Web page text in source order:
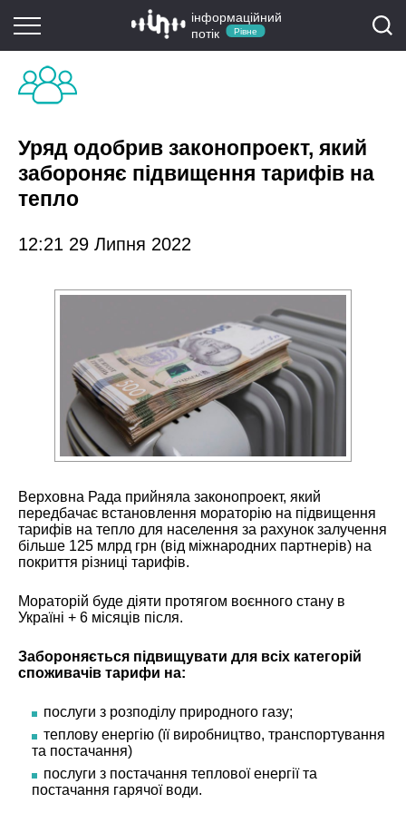
інформаційний
потік
Рівне
Уряд одобрив законопроект, який
забороняє підвищення тарифів на
тепло
12:21 29 Липня 2022
Верховна Рада прийняла законопроект, який
передбачає встановлення мораторію на підвищення
тарифів на тепло для населення за рахунок залучення
більше 125 млрд грн (від міжнародних партнерів) на
покриття різниці тарифів.
Мораторій буде діяти протягом воєнного стану в
Україні + 6 місяців після.
Забороняється підвищувати для всіх категорій
споживачів тарифи на:
послуги з розподілу природного газу;
теплову енергію (її виробництво, транспортування
та постачання)
послуги з постачання теплової енергії та
постачання гарячої води.